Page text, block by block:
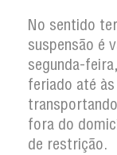
No sentido
suspensão é
segunda-
feriado até
fora do
de restrição.